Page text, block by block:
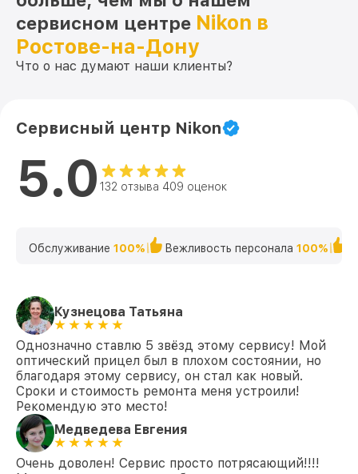
Восстановление после попадания влаги
P3 39x40 (25,4mm) TARGET EFR Nikon
Ремонт платы управления
(восстановление) P3 39x40 (25,4mm)
(25,4mm) TARGET EFR Nikon
сервисном центре Nikon в
Ростове-на-Дону
Что о нас думают наши клиенты?
Сервисный центр Nikon
5.0 132 отзыва 409 оценок
Обслуживание 100% Вежливость персонала 100%
Кузнецова Татьяна
Однозначно ставлю 5 звёзд этому сервису! Мой
оптический прицел был в плохом состоянии, но
благодаря этому сервису, он стал как новый.
Сроки и стоимость ремонта меня устроили!
Рекомендую это место!
Медведева Евгения
Очень доволен! Сервис просто потрясающий!!!!